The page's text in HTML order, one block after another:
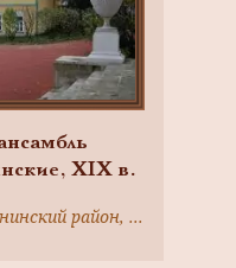
ХIХ в.
Московская область, Ленинский район, село Горки Ленинские